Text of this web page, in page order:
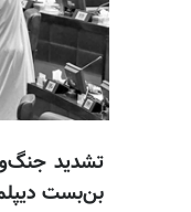
تشدید
بن‌بست